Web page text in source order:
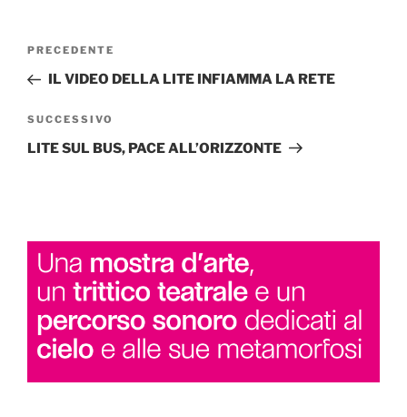
Navigazione
Articolo
precedente:
PRECEDENTE
IL VIDEO DELLA LITE INFIAMMA LA RETE
Articolo
successivo
SUCCESSIVO
LITE SUL BUS, PACE ALL’ORIZZONTE